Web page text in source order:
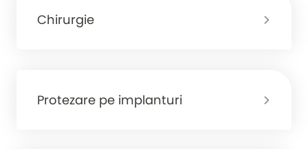
Chirurgie
Protezare pe implanturi